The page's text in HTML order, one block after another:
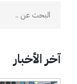
آخر الأخبار